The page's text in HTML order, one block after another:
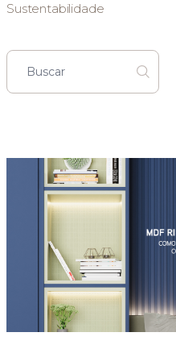
Sustentabilidade